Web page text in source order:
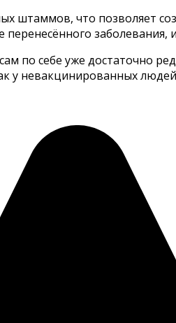
штаммов, что позволяет
по себе уже достаточно
у невакцинированных